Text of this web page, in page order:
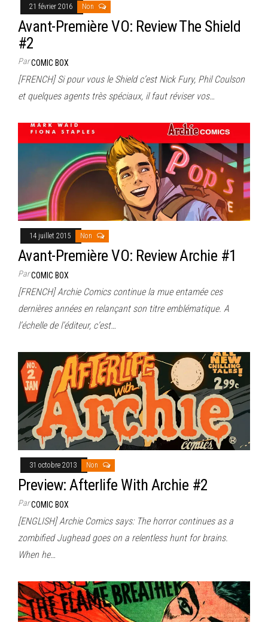
21 février 2016 Non
Avant-Première VO: Review The Shield
#2
ParCOMIC BOX
[FRENCH] Si pour vous le Shield c’est Nick Fury, Phil Coulson
et quelques agents très spéciaux, il faut réviser vos…
14 juillet 2015 Non
Avant-Première VO: Review Archie #1
ParCOMIC BOX
[FRENCH] Archie Comics continue la mue entamée ces
dernières années en relançant son titre emblématique. A
l’échelle de l’éditeur, c’est…
31 octobre 2013 Non
Preview: Afterlife With Archie #2
ParCOMIC BOX
[ENGLISH] Archie Comics says: The horror continues as a
zombified Jughead goes on a relentless hunt for brains.
When he…